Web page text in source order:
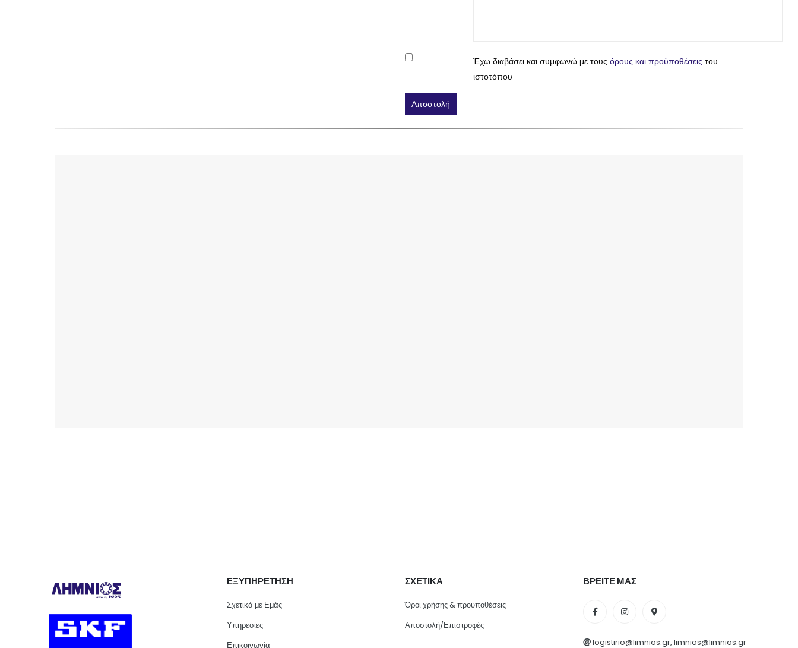
Έχω διαβάσει και συμφωνώ με τους όρους και προϋποθέσεις του
ιστοτόπου
ΕΞΥΠΗΡΕΤΗΣΗ
Σχετικά με Εμάς
Υπηρεσίες
Επικοινωνία
ΣΧΕΤΙΚΑ
Όροι χρήσης & προυποθέσεις
Αποστολή/Επιστροφές
ΒΡΕΙΤΕ ΜΑΣ
logistirio@limnios.gr, limnios@limnios.gr